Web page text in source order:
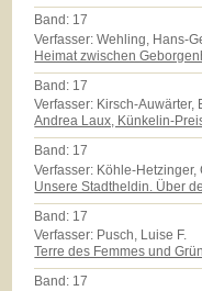
Band: 17
Verfasser: Wehling, Hans-
Heimat zwischen
Band: 17
Verfasser: Kirsch-Auwärter,
Andrea Laux, Künkelin-
Band: 17
Verfasser: Köhle-Hetzinger,
Unsere Stadtheldin. Über
Band: 17
Verfasser: Pusch, Luise F.
Terre des Femmes und
Band: 17